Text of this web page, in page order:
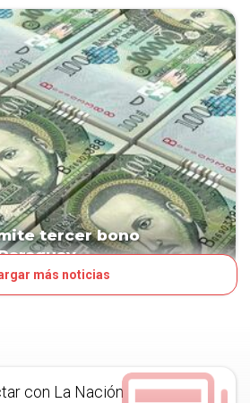
tercer bono
más noticias
con La Nación